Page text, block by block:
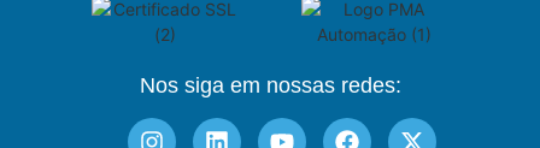
Nos siga em nossas redes: